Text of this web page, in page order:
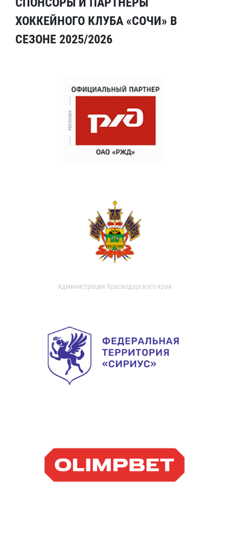
ХОККЕЙНОГО КЛУБА «СОЧИ» В
СЕЗОНЕ 2025/2026
Администрация Краснодарского края